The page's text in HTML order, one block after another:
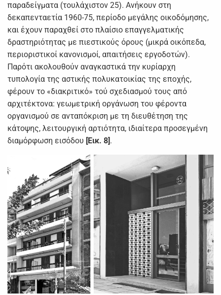
παραδείγματα (τουλάχιστον 25). Ανήκουν στη
δεκαπενταετία 1960-75, περίοδο μεγάλης οικοδόμησης,
και έχουν παραχθεί στο πλαίσιο επαγγελματικής
δραστηριότητας με πιεστικούς όρους (μικρά οικόπεδα,
περιοριστικοί κανονισμοί, απαιτήσεις εργοδοτών).
Παρότι ακολουθούν αναγκαστικά την κυρίαρχη
τυπολογία της αστικής πολυκατοικίας της εποχής,
φέρουν το «διακριτικό» τού σχεδιασμού τους από
αρχιτέκτονα: γεωμετρική οργάνωση του φέροντα
οργανισμού σε ανταπόκριση με τη διευθέτηση της
κάτοψης, λειτουργική αρτιότητα, ιδιαίτερα προσεγμένη
διαμόρφωση εισόδου [Εικ. 8].